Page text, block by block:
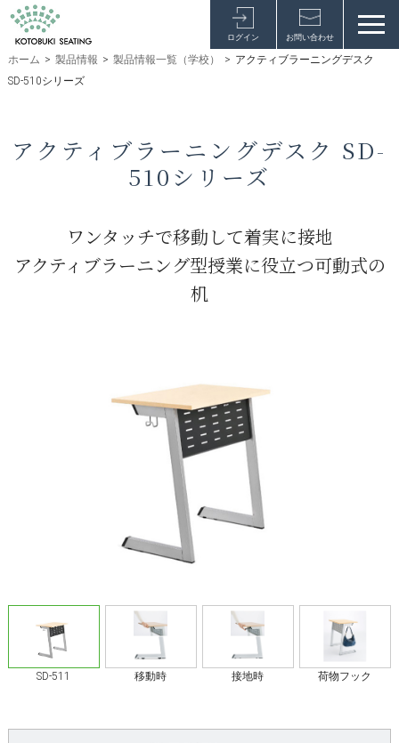
ログイン お問い合わせ
ホーム > 製品情報 > 製品情報一覧（学校） > アクティブラーニングデスク
SD-510シリーズ
アクティブラーニングデスク SD-
510シリーズ
ワンタッチで移動して着実に接地
アクティブラーニング型授業に役立つ可動式の
机
SD-511 移動時 接地時 荷物フック